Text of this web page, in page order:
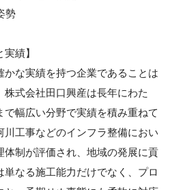
勢
績】
な実績を持つ企業であることは
式会社田口興産は長年にわた
で幅広い分野で実績を積み重ねて
川工事などのインフラ整備におい
制が評価され、地域の発展に貢
なる施工能力だけでなく、プロ